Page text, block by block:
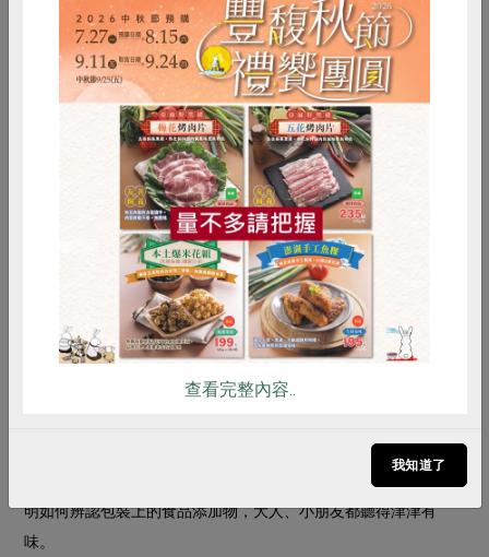
能跟郭明賢大哥一樣，繼往開來，改變社會。」新社員廖
子晴分享當天完成線上入社的心情：「一直很想要加入，
很感動合作社長期參與推動食物安全和關心土地。」延續
這份感動，我們邀請更多人一起提起菜籃，選擇更好的食
物，成為更好的自己！
籃市集「巫婆的魔法，飲料的祕密」攤位，工作人員與參觀者說
明如何辨認包裝上的食品添加物，大人、小朋友都聽得津津有
味。
RPET 食譜 減硝酸鹽
雞蛋 食安 共同購買
查看完整內容..
我知道了